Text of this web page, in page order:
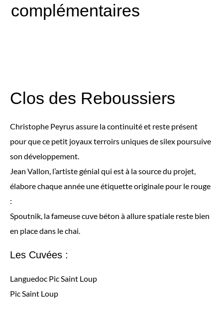
complémentaires
Clos des Reboussiers
Christophe Peyrus assure la continuité et reste présent
pour que ce petit joyaux terroirs uniques de silex poursuive
son développement.
Jean Vallon, l’artiste génial qui est à la source du projet,
élabore chaque année une étiquette originale pour le rouge
:
Spoutnik, la fameuse cuve béton à allure spatiale reste bien
en place dans le chai.
Les Cuvées :
Languedoc Pic Saint Loup
Pic Saint Loup